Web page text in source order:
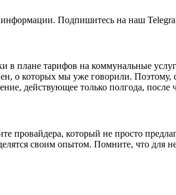
Подпишитесь на наш
в плане тарифов на коммунальные
о которых мы уже говорили. Поэтому,
действующее только полгода,
провайдера, который не просто
своим опытом. Помните, что для